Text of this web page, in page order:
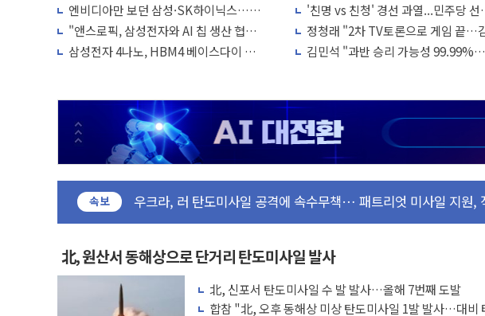
엔비디아만 보던 삼성·SK하이닉스…오
픈AI·앤스로픽과 '직거래'한다
"앤스로픽, 삼성전자와 AI 칩 생산 협력
논의"
삼성전자 4나노, HBM4 베이스다이 적
'친명 vs 친청' 경선 과열...민주당 선
"불법 선거운동·방해행위 엄중 제재"
정청래 "2차 TV토론으로 게임 끝…
석, 신천지 허위신고에 배신 사과 안
김민석 "과반 승리 가능성
속보
강원·전라권 폭염중대경보 확대…온열질환자 2665명·사망 23명
빚투·레버리지 줄었지만, 반도체 두 종목에 코스피 '휘청'
양주 가전제품 창고서 화재…차량 3대·건물 1동 전소
종로·중구 오피스 78%가 준공 10년 이상…리뉴얼이 경쟁력 가
법원, '관저 이전 봐주기 감사' 유병호 구속적부심 기각
성폭력 피해자 보호단체, 경찰수사개혁위에 보완수사권 폐지 우려
우크라, 러 탄도미사일 공격에 속수무책… 패트리엇 미사일 지원,
"5.18은 북한 지령" 설교한 목사 불구속 송치
[종합] 특검, '양평' 원희룡 2차 조사…'당정대 회의' 한동훈·방기
[내일날씨] 절기상 '입추'에 폭염 절정…서울 한낮 39도
제천 바이오밸리 공장 옥상서 불…30여분 만에 진화
개혁신당 "민주, '盧 수사' 악연으로 형사사법 틀 바꿔…국민 불안
北, 원산서 동해상으로 단거리 탄도미사일 발사
北, 신포서 탄도미사일 수 발 발사…올해 7번째 도발
합참 "北, 오후 동해상 미상 탄도미사일 1발 발사…대비